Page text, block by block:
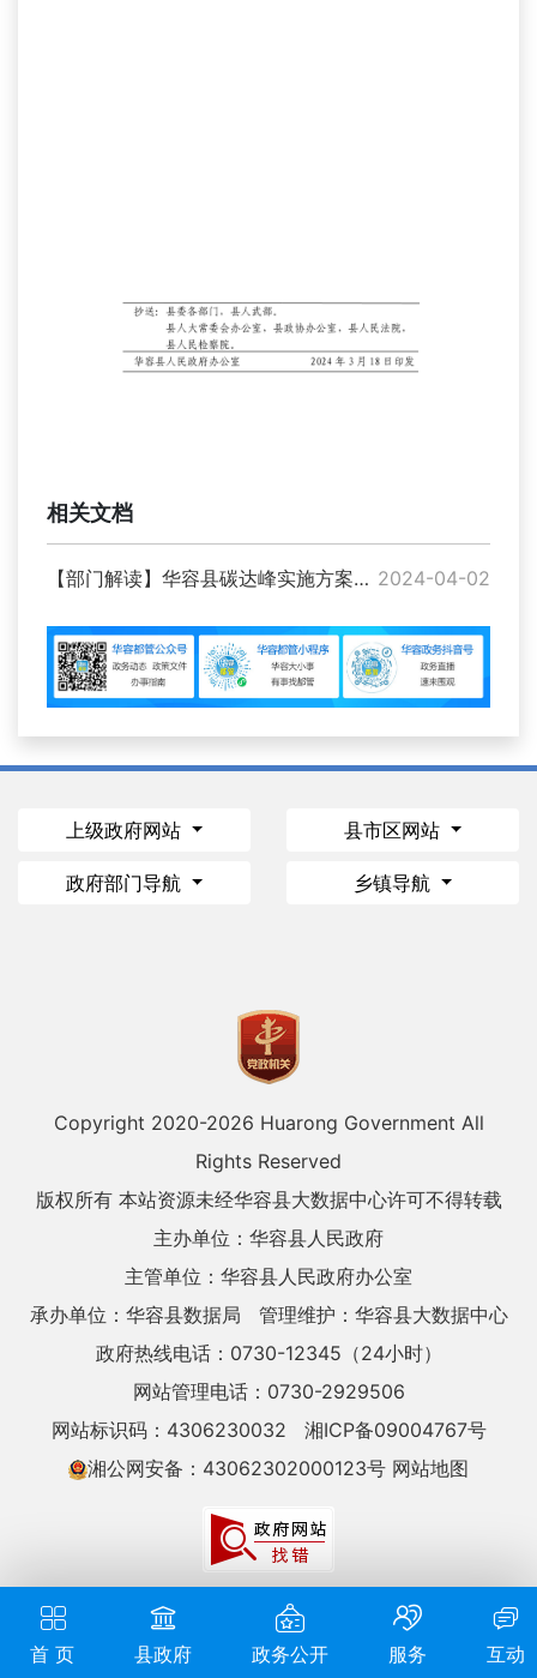
首 页 县政府 政务公开 服务 互动
相关文档
【部门解读】华容县碳达峰实施方案解读说明 2024-04-02
上级政府网站 县市区网站
政府部门导航 乡镇导航
Copyright 2020-2026 Huarong Government All
Rights Reserved
版权所有 本站资源未经华容县大数据中心许可不得转载
主办单位：华容县人民政府
主管单位：华容县人民政府办公室
承办单位：华容县数据局
管理维护：华容县大数据中心
政府热线电话：0730-12345（24小时）
网站管理电话：0730-2929506
网站标识码：4306230032
湘ICP备09004767号
湘公网安备：43062302000123号 网站地图